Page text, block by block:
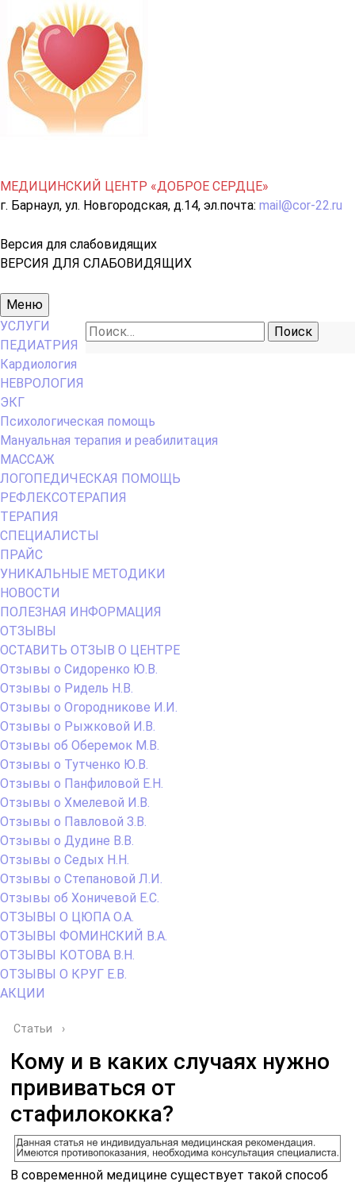
МЕДИЦИНСКИЙ ЦЕНТР «ДОБРОЕ СЕРДЦЕ»
г. Барнаул, ул. Новгородская, д.14, эл.почта: mail@cor-22.ru
Версия для слабовидящих
ВЕРСИЯ ДЛЯ СЛАБОВИДЯЩИХ
Основное
меню
Меню
Найти:
УСЛУГИ
ПЕДИАТРИЯ
Кардиология
НЕВРОЛОГИЯ
ЭКГ
Психологическая помощь
Мануальная терапия и реабилитация
МАССАЖ
ЛОГОПЕДИЧЕСКАЯ ПОМОЩЬ
РЕФЛЕКСОТЕРАПИЯ
ТЕРАПИЯ
СПЕЦИАЛИСТЫ
ПРАЙС
УНИКАЛЬНЫЕ МЕТОДИКИ
НОВОСТИ
ПОЛЕЗНАЯ ИНФОРМАЦИЯ
ОТЗЫВЫ
ОСТАВИТЬ ОТЗЫВ О ЦЕНТРЕ
Отзывы о Сидоренко Ю.В.
Отзывы о Ридель Н.В.
Отзывы о Огородникове И.И.
Отзывы о Рыжковой И.В.
Отзывы об Оберемок М.В.
Отзывы о Тутченко Ю.В.
Отзывы о Панфиловой Е.Н.
Отзывы о Хмелевой И.В.
Отзывы о Павловой З.В.
Отзывы о Дудине В.В.
Отзывы о Седых Н.Н.
Отзывы о Степановой Л.И.
Отзывы об Хоничевой Е.С.
ОТЗЫВЫ О ЦЮПА О.А.
ОТЗЫВЫ ФОМИНСКИЙ В.А.
ОТЗЫВЫ КОТОВА В.Н.
ОТЗЫВЫ О КРУГ Е.В.
АКЦИИ
Статьи ›
Кому и в каких случаях нужно
прививаться от
стафилококка?
В современной медицине существует такой способ